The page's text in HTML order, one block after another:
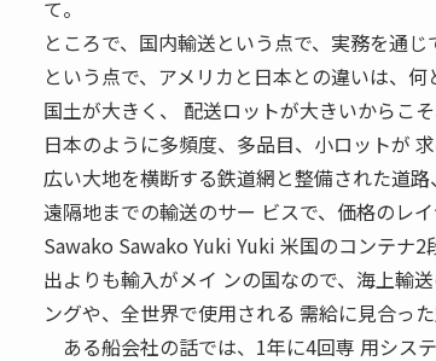
て。
ところで、国内輸送という点で、実務を通
という点で、アメリカと日本との違いは、
国土が大きく、 配送ロットが大きいからこ
日本のように多頻度、多品目、小ロットが
広い大地を横断する鉄道網と整備された道
遠隔地までの輸送のサー ビスで、価格のレ
Sawako Sawako Yuki Yuki 米国のコンテ
出よりも輸入がメイ ンの国なので、海上輸
ングや、全世界で使用される 需給に見合っ
ある船会社の話では、1年に4回専 用シス